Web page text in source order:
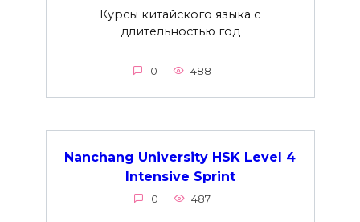
Курсы китайского языка с
длительностью год
0 488
Nanchang University HSK Level 4
Intensive Sprint
0 487